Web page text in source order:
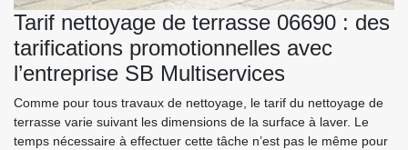
Tarif nettoyage de terrasse 06690 : des
tarifications promotionnelles avec
l’entreprise SB Multiservices
Comme pour tous travaux de nettoyage, le tarif du nettoyage de
terrasse varie suivant les dimensions de la surface à laver. Le
temps nécessaire à effectuer cette tâche n’est pas le même pour